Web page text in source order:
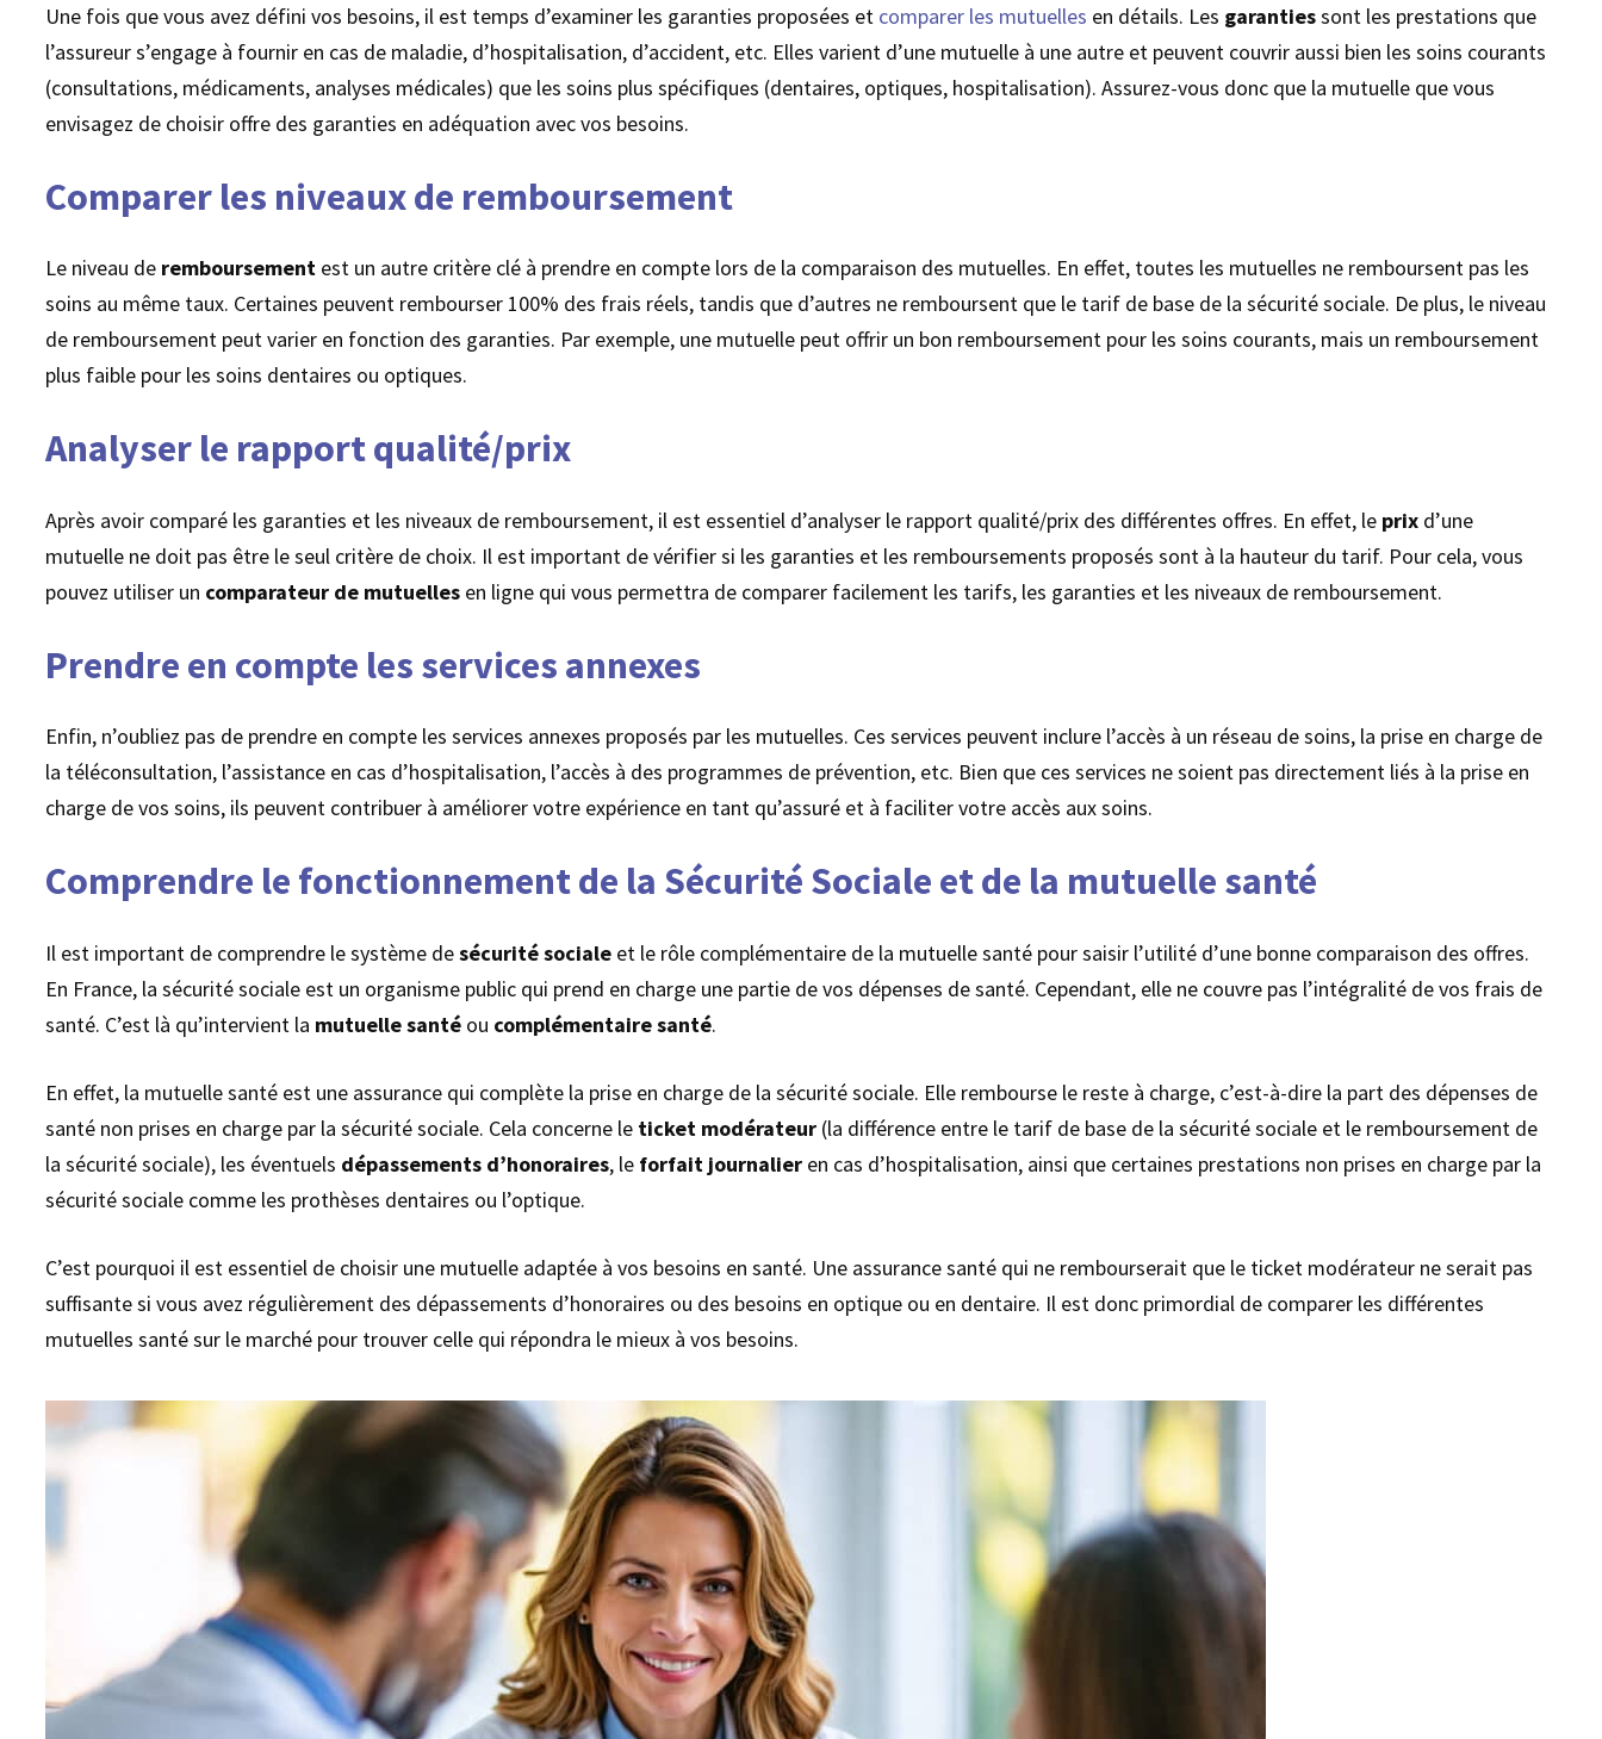
Une fois que vous avez défini vos besoins, il est temps d’examiner les garanties proposées et comparer les mutuelles en détails. Les garantiessont les prestations que
l’assureur s’engage à fournir en cas de maladie, d’hospitalisation, d’accident, etc. Elles varient d’une mutuelle à une autre et peuvent couvrir aussi bien les soins courants
(consultations, médicaments, analyses médicales) que les soins plus spécifiques (dentaires, optiques, hospitalisation). Assurez-vous donc que la mutuelle que vous
envisagez de choisir offre des garanties en adéquation avec vos besoins.
Comparer les niveaux de remboursement
Le niveau de remboursement est un autre critère clé à prendre en compte lors de la comparaison des mutuelles. En effet, toutes les mutuelles ne remboursent pas les
soins au même taux. Certaines peuvent rembourser 100% des frais réels, tandis que d’autres ne remboursent que le tarif de base de la sécurité sociale. De plus, le niveau
de remboursement peut varier en fonction des garanties. Par exemple, une mutuelle peut offrir un bon remboursement pour les soins courants, mais un remboursement
plus faible pour les soins dentaires ou optiques.
Analyser le rapport qualité/prix
Après avoir comparé les garanties et les niveaux de remboursement, il est essentiel d’analyser le rapport qualité/prix des différentes offres. En effet, le prix d’une
mutuelle ne doit pas être le seul critère de choix. Il est important de vérifier si les garanties et les remboursements proposés sont à la hauteur du tarif. Pour cela, vous
pouvez utiliser un comparateur de mutuelles en ligne qui vous permettra de comparer facilement les tarifs, les garanties et les niveaux de remboursement.
Prendre en compte les services annexes
Enfin, n’oubliez pas de prendre en compte les services annexes proposés par les mutuelles. Ces services peuvent inclure l’accès à un réseau de soins, la prise en charge de
la téléconsultation, l’assistance en cas d’hospitalisation, l’accès à des programmes de prévention, etc. Bien que ces services ne soient pas directement liés à la prise en
charge de vos soins, ils peuvent contribuer à améliorer votre expérience en tant qu’assuré et à faciliter votre accès aux soins.
Comprendre le fonctionnement de la Sécurité Sociale et de la mutuelle santé
Il est important de comprendre le système desécurité sociale et le rôle complémentaire de la mutuelle santé pour saisir l’utilité d’une bonne comparaison des offres.
En France, la sécurité sociale est un organisme public qui prend en charge une partie de vos dépenses de santé. Cependant, elle ne couvre pas l’intégralité de vos frais de
santé. C’est là qu’intervient la mutuelle santé ou complémentaire santé.
En effet, la mutuelle santé est une assurance qui complète la prise en charge de la sécurité sociale. Elle rembourse le reste à charge, c’est-à-dire la part des dépenses de
santé non prises en charge par la sécurité sociale. Cela concerne le ticket modérateur (la différence entre le tarif de base de la sécurité sociale et le remboursement de
la sécurité sociale), les éventuels dépassements d’honoraires, le forfait journalier en cas d’hospitalisation, ainsi que certaines prestations non prises en charge par la
sécurité sociale comme les prothèses dentaires ou l’optique.
C’est pourquoi il est essentiel de choisir une mutuelle adaptée à vos besoins en santé. Une assurance santé qui ne rembourserait que le ticket modérateur ne serait pas
suffisante si vous avez régulièrement des dépassements d’honoraires ou des besoins en optique ou en dentaire. Il est donc primordial de comparer les différentes
mutuelles santé sur le marché pour trouver celle qui répondra le mieux à vos besoins.